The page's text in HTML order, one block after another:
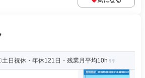
土日祝休・年休121日・残業月平均10h